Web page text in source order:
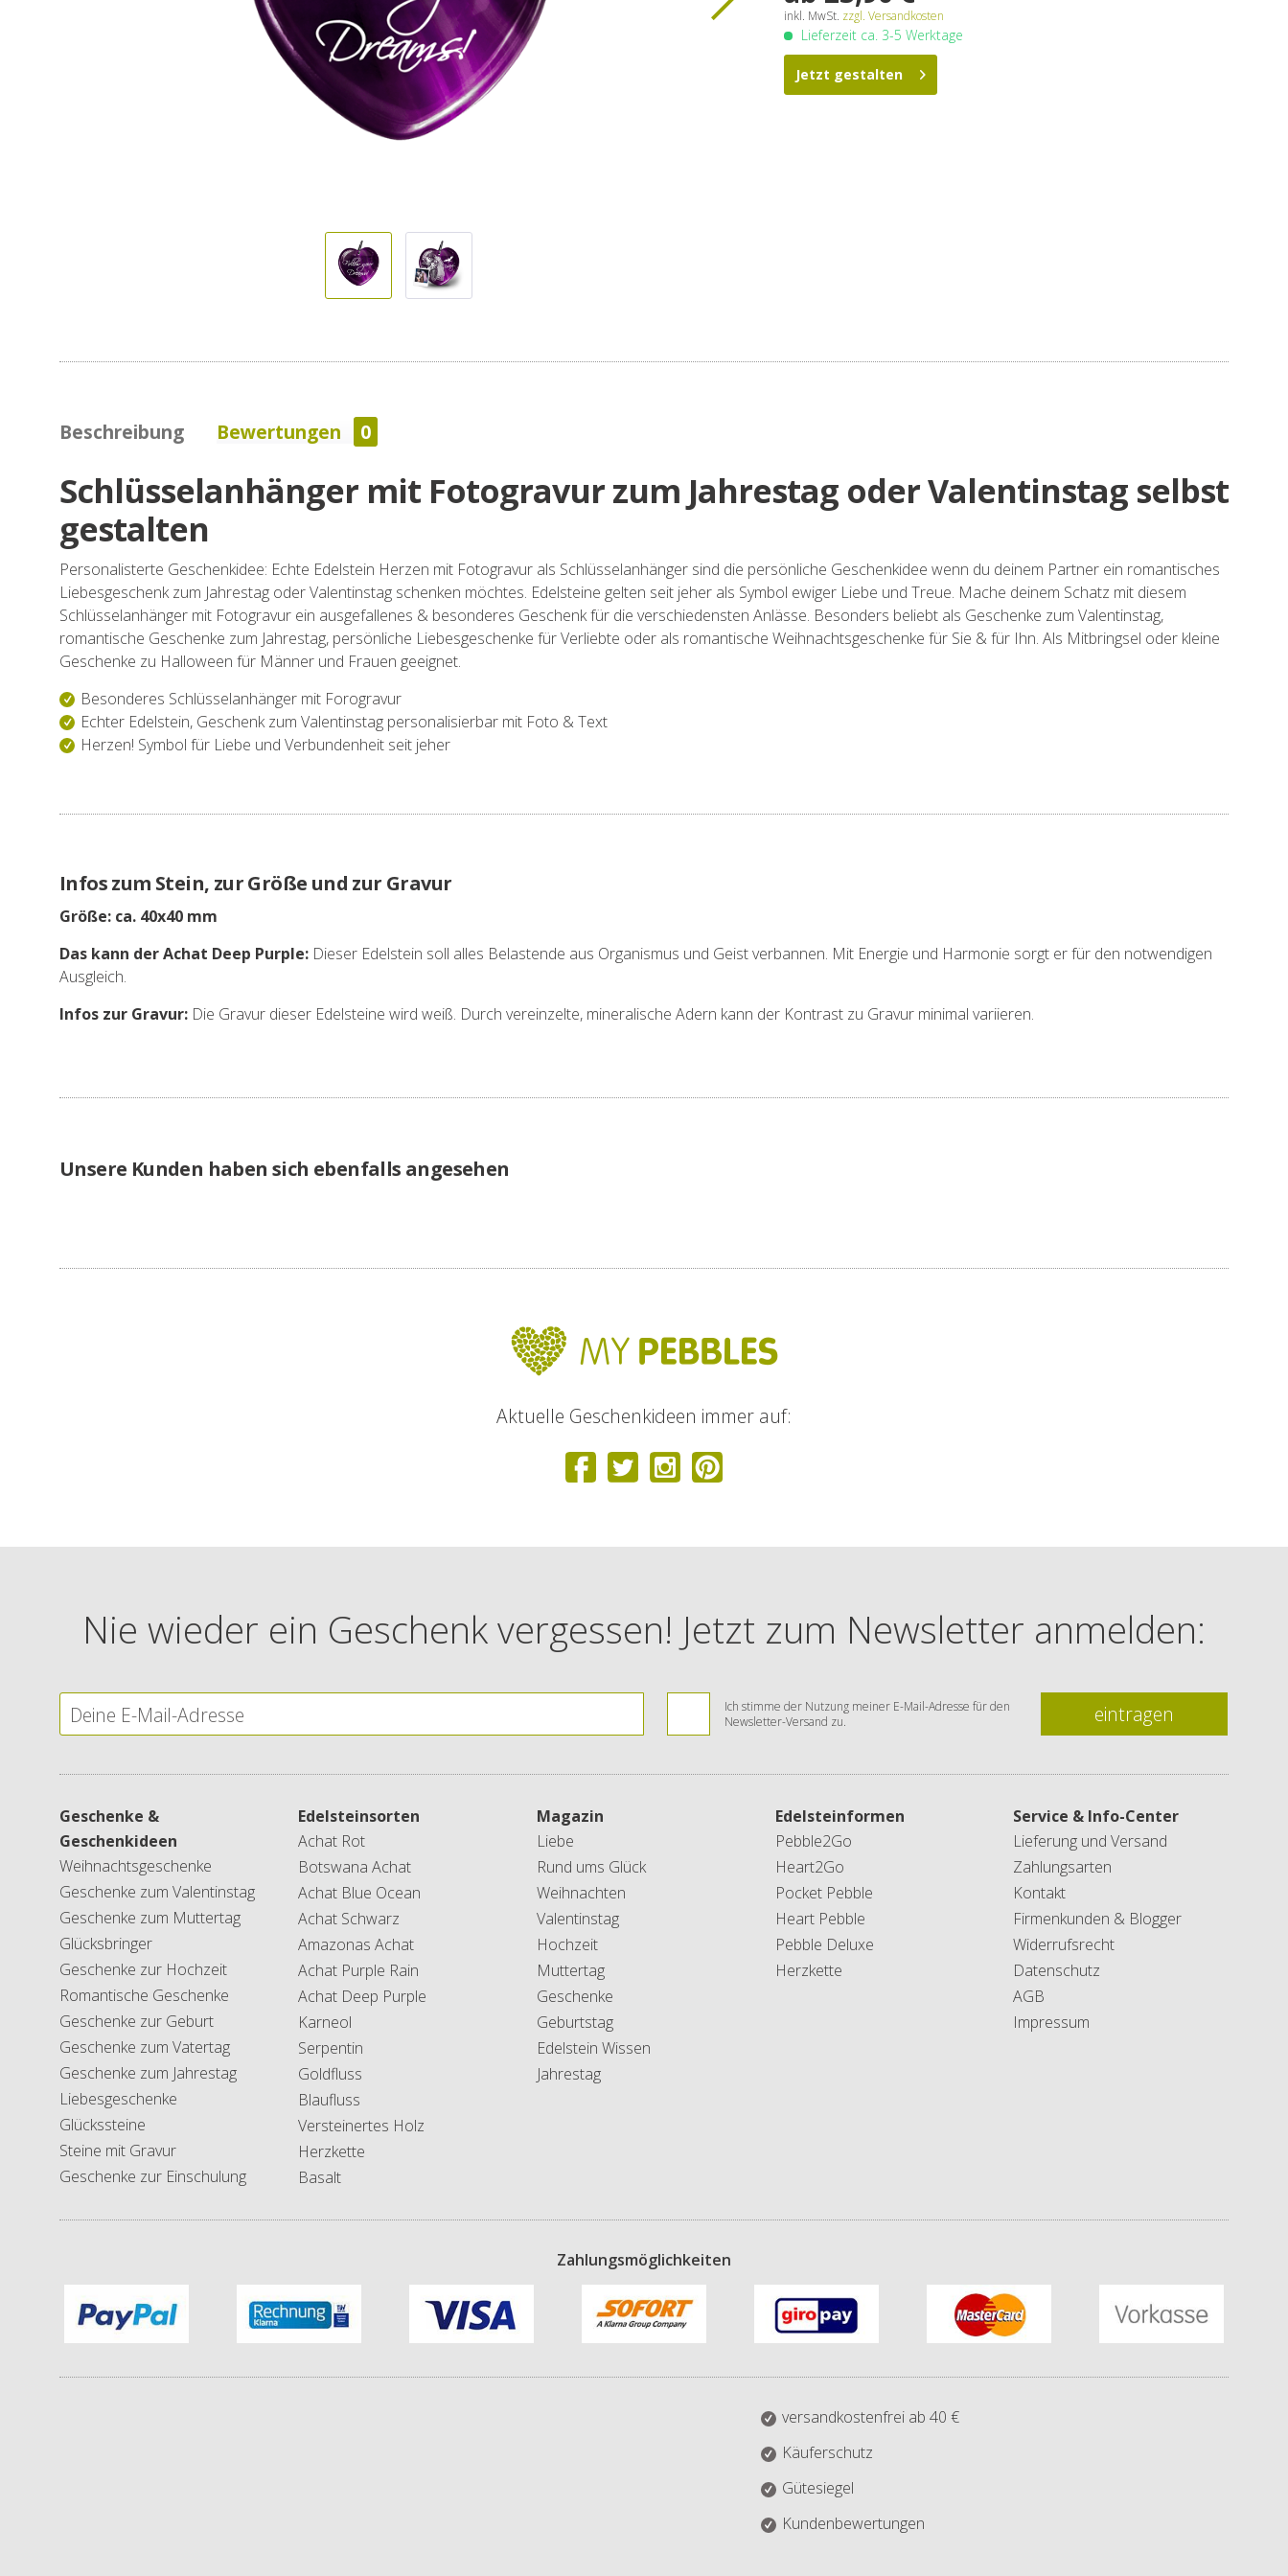
inkl. MwSt. zzgl. Versandkosten
Lieferzeit ca. 3-5 Werktage
Jetzt gestalten
Beschreibung Bewertungen 0
Schlüsselanhänger mit Fotogravur zum Jahrestag oder Valentinstag selbst
gestalten
Personalisterte Geschenkidee: Echte Edelstein Herzen mit Fotogravur als Schlüsselanhänger sind die persönliche Geschenkidee wenn du deinem Partner ein romantisches
Liebesgeschenk zum Jahrestag oder Valentinstag schenken möchtes. Edelsteine gelten seit jeher als Symbol ewiger Liebe und Treue. Mache deinem Schatz mit diesem
Schlüsselanhänger mit Fotogravur ein ausgefallenes & besonderes Geschenk für die verschiedensten Anlässe. Besonders beliebt als Geschenke zum Valentinstag,
romantische Geschenke zum Jahrestag, persönliche Liebesgeschenke für Verliebte oder als romantische Weihnachtsgeschenke für Sie & für Ihn. Als Mitbringsel oder kleine
Geschenke zu Halloween für Männer und Frauen geeignet.
Besonderes Schlüsselanhänger mit Forogravur
Echter Edelstein, Geschenk zum Valentinstag personalisierbar mit Foto & Text
Herzen! Symbol für Liebe und Verbundenheit seit jeher
Infos zum Stein, zur Größe und zur Gravur
Größe: ca. 40x40 mm
Das kann der Achat Deep Purple: Dieser Edelstein soll alles Belastende aus Organismus und Geist verbannen. Mit Energie und Harmonie sorgt er für den notwendigen
Ausgleich.
Infos zur Gravur: Die Gravur dieser Edelsteine wird weiß. Durch vereinzelte, mineralische Adern kann der Kontrast zu Gravur minimal variieren.
Unsere Kunden haben sich ebenfalls angesehen
Aktuelle Geschenkideen immer auf:
Nie wieder ein Geschenk vergessen! Jetzt zum Newsletter anmelden:
Ich stimme der Nutzung meiner E-Mail-Adresse für den
Newsletter-Versand zu.
eintragen
Geschenke &
Geschenkideen
Weihnachtsgeschenke
Geschenke zum Valentinstag
Geschenke zum Muttertag
Glücksbringer
Geschenke zur Hochzeit
Romantische Geschenke
Geschenke zur Geburt
Geschenke zum Vatertag
Geschenke zum Jahrestag
Liebesgeschenke
Glückssteine
Steine mit Gravur
Geschenke zur Einschulung
Edelsteinsorten
Achat Rot
Botswana Achat
Achat Blue Ocean
Achat Schwarz
Amazonas Achat
Achat Purple Rain
Achat Deep Purple
Karneol
Serpentin
Goldfluss
Blaufluss
Versteinertes Holz
Herzkette
Basalt
Magazin
Liebe
Rund ums Glück
Weihnachten
Valentinstag
Hochzeit
Muttertag
Geschenke
Geburtstag
Edelstein Wissen
Jahrestag
Edelsteinformen
Pebble2Go
Heart2Go
Pocket Pebble
Heart Pebble
Pebble Deluxe
Herzkette
Service & Info-Center
Lieferung und Versand
Zahlungsarten
Kontakt
Firmenkunden & Blogger
Widerrufsrecht
Datenschutz
AGB
Impressum
Zahlungsmöglichkeiten
versandkostenfrei ab 40 €
Käuferschutz
Gütesiegel
Kundenbewertungen